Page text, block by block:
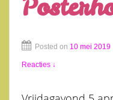
Posted on 10 mei 2019
Reacties ↓